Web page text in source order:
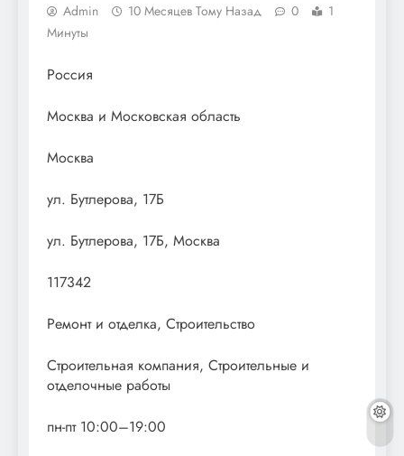
Admin 10 Месяцев Тому Назад 0
1
Минуты
Россия
Москва и Московская область
Москва
ул. Бутлерова, 17Б
ул. Бутлерова, 17Б, Москва
117342
Ремонт и отделка, Строительство
Строительная компания, Строительные и
отделочные работы
пн-пт 10:00–19:00